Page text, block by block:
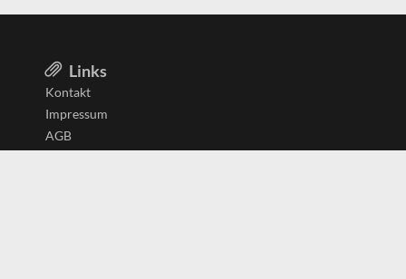
Links
Kontakt
Impressum
AGB